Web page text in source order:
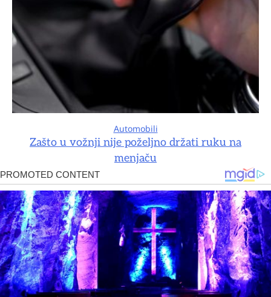
Automobili
Zašto u vožnji nije poželjno držati ruku na
menjaču